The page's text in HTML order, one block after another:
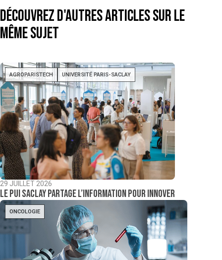
Découvrez d'autres articles sur le
même sujet
AGROPARISTECH UNIVERSITÉ PARIS-SACLAY
29 JUILLET 2026
Le PUI Saclay partage l’information pour innover
ONCOLOGIE